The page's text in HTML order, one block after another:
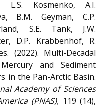
L.S. Kosmenko, A.I.
B.M. Geyman, C.P.
S.E. Tank, J.W.
D.P. Krabbenhof, R.
(2022). Multi-Decadal
and Sediment
in the Pan-Arctic Basin.
Academy of Sciences
(PNAS), 119 (14),